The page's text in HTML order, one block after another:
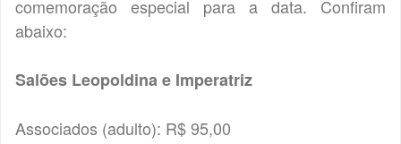
comemoração especial para a data. Confiram
abaixo:
Salões Leopoldina e Imperatriz
Associados (adulto): R$ 95,00